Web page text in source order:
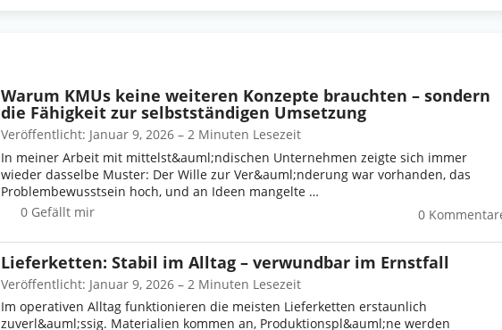
Warum KMUs keine weiteren Konzepte brauchten – sondern
die Fähigkeit zur selbstständigen Umsetzung
Veröffentlicht: Januar 9, 2026 – 2 Minuten Lesezeit
In meiner Arbeit mit mittelst&auml;ndischen Unternehmen zeigte sich immer
wieder dasselbe Muster: Der Wille zur Ver&auml;nderung war vorhanden, das
Problembewusstsein hoch, und an Ideen mangelte …
0
0 Gefällt mir
Lieferketten: Stabil im Alltag – verwundbar im Ernstfall
Veröffentlicht: Januar 9, 2026 – 2 Minuten Lesezeit
Im operativen Alltag funktionieren die meisten Lieferketten erstaunlich
zuverl&auml;ssig. Materialien kommen an, Produktionspl&auml;ne werden